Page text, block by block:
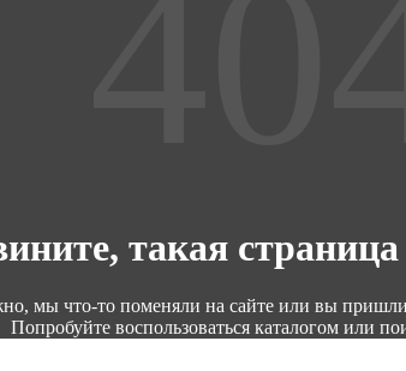
такая
мы что-то поменяли на сайте или вы
Попробуйте воспользоваться каталогом или